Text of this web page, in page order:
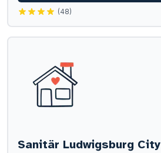
(48)
Sanitär Ludwigsburg City